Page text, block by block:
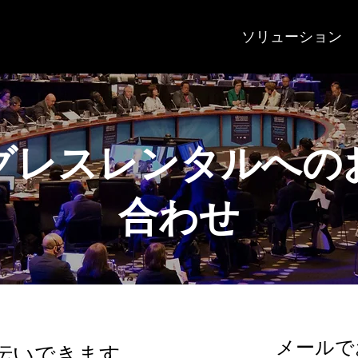
ソリューション
レスレンタルへの
合わせ
メール